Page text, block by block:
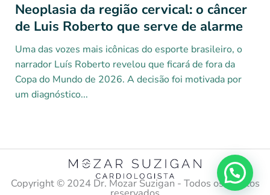
Neoplasia da região cervical: o câncer
de Luis Roberto que serve de alarme
Uma das vozes mais icônicas do esporte brasileiro, o
narrador Luís Roberto revelou que ficará de fora da
Copa do Mundo de 2026. A decisão foi motivada por
um diagnóstico...
Copyright ©️ 2024 Dr. Mozar Suzigan - Todos os direitos